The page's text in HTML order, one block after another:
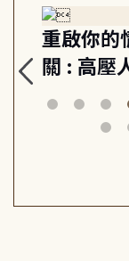
重啟你的
關 : 高壓
爆炸指南,
減輕身